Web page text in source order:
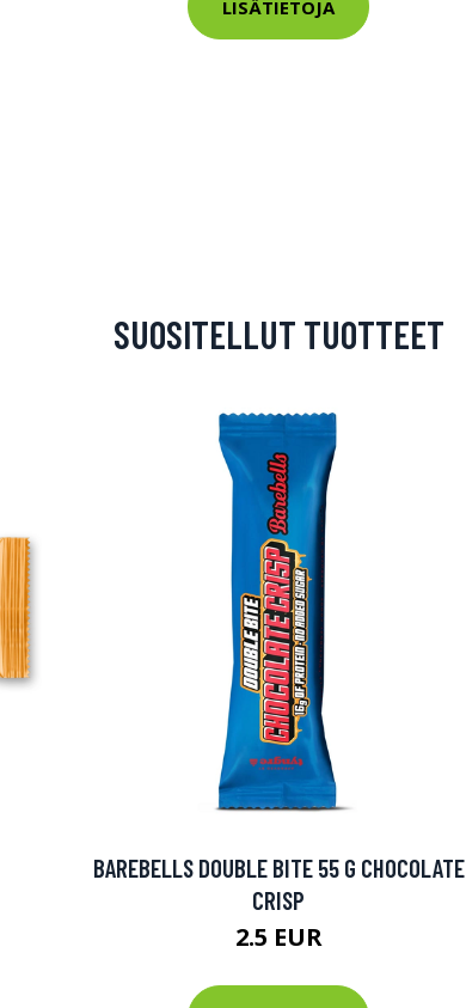
LISÄTIETOJA
SUOSITELLUT TUOTTEET
BAREBELLS DOUBLE BITE 55 G CHOCOLATE
CRISP
2.5 EUR
tuotteet -20 %!
nyt vain 200 €